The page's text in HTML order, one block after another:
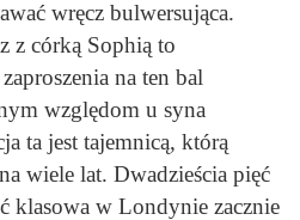
wręcz bulwersująca.
z córką Sophią to
na ten bal
względom u syna
ta jest tajemnicą, którą
wiele lat. Dwadzieścia pięć
klasowa w Londynie zacznie